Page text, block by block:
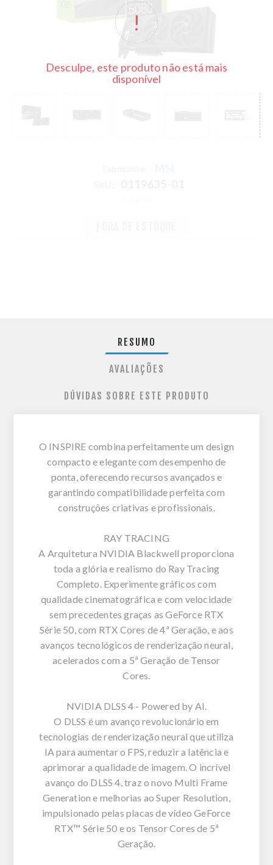
Desculpe, este produto não está mais
disponível
MSI
RESUMO
AVALIAÇÕES
DÚVIDAS SOBRE ESTE PRODUTO
O INSPIRE combina perfeitamente um design
compacto e elegante com desempenho de
ponta, oferecendo recursos avançados e
garantindo compatibilidade perfeita com
construções criativas e profissionais.
RAY TRACING
A Arquitetura NVIDIA Blackwell proporciona
toda a glória e realismo do Ray Tracing
Completo. Experimente gráficos com
qualidade cinematográfica e com velocidade
sem precedentes graças as GeForce RTX
Série 50, com RTX Cores de 4ª Geração, e aos
avanços tecnológicos de renderização neural,
acelerados com a 5ª Geração de Tensor
Cores.
NVIDIA DLSS 4 - Powered by AI.
O DLSS é um avanço revolucionário em
tecnologias de renderização neural que utiliza
IA para aumentar o FPS, reduzir a latência e
aprimorar a qualidade de imagem. O incrível
avanço do DLSS 4, traz o novo Multi Frame
Generation e melhorias ao Super Resolution,
impulsionado pelas placas de vídeo GeForce
RTX™ Série 50 e os Tensor Cores de 5ª
Geração.